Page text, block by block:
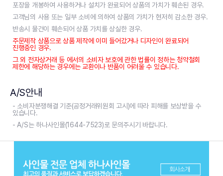
포장을 개봉하여 사용하거나 설치가 완료되어 상품의 가치가 훼손된 경우.
고객님의 사용 또는 일부 소비에 의하여 상품의 가치가 현저히 감소한 경우.
반송시 물건이 훼손되어 상품 가치를 상실한 경우.
주문제작 상품으로 상품 제작에 이미 들어갔거나 디자인이 완료되어
진행중인 경우.
그 외 전자상거래 등 에서의 소비자 보호에 관한 법률이 정하는 청약철회
제한에 해당하는 경우에는 교환이나 반품이 어려울 수 있습니다.
A/S안내
- 소비자분쟁해결 기준(공정거래위원회 고시)에 따라 피해를 보상받을 수
있습니다.
- A/S는 하나사인몰(1644-7523)로 문의주시기 바랍니다.